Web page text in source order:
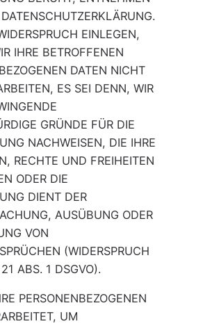
EINLEGEN,
IHRE BETROFFENEN
DATEN NICHT
ES SEI DENN, WIR
GRÜNDE FÜR DIE
NACHWEISEN, DIE IHRE
RECHTE UND FREIHEITEN
ODER DIE
DIENT DER
AUSÜBUNG ODER
VON
(WIDERSPRUCH
ABS. 1 DSGVO).
PERSONENBEZOGENEN
UM